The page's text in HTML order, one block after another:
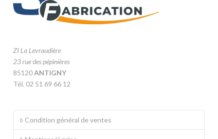
ZI La Levraudière
23 rue des pépinières
85120ANTIGNY
Tél. 02 51 69 66 12
Condition général de ventes